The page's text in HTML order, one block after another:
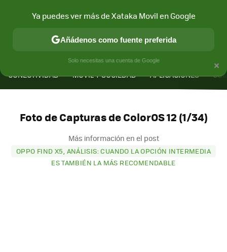
CONECTIVIDAD MÓVIL Y SOCIEDAD APLICACIONES
Foto de Capturas de ColorOS 12 (1/34)
Más información en el post
OPPO FIND X5, ANÁLISIS: CUANDO LA OPCIÓN INTERMEDIA
ES TAMBIÉN LA MÁS RECOMENDABLE
×
Ya puedes ver más de Xataka Movil en Google
Añádenos como fuente preferida
Solo necesitas una cuenta de Google